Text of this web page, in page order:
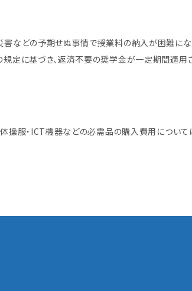
害などの予期せぬ事情で授業料の納入が困難にな
規定に基づき、返済不要の奨学金が一定期間適用
操服・ICT機器などの必需品の購入費用については